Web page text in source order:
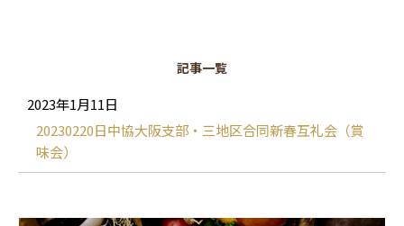
記事一覧
2023年1月11日
20230220日中協大阪支部・三地区合同新春互礼会（賞
味会）